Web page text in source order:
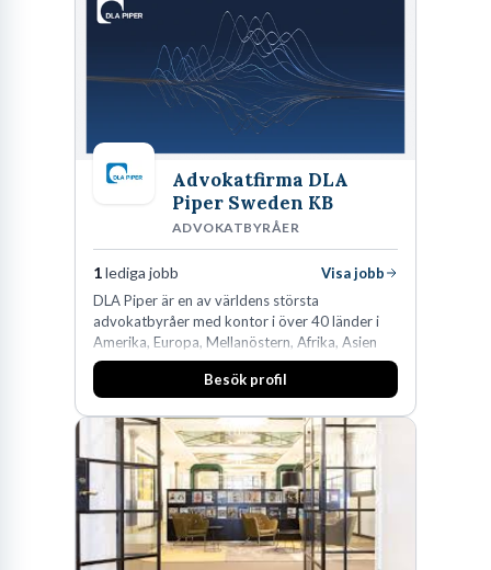
företagets viktigaste tillgångar.
Advokatfirma DLA
Piper Sweden KB
ADVOKATBYRÅER
1lediga jobb
Visa jobb
DLA Piper är en av världens största
advokatbyråer med kontor i över 40 länder i
Amerika, Europa, Mellanöstern, Afrika, Asien
och Oceanien. Vi är specialister inom
affärsjuridikens alla områden och vi har några
fler än 450 jurister på fem kontor i Stockholm,
Köpenhamn, Århus, Oslo och Helsingfors kan vi
på DLA Piper erbjuda våra klienter en unik,
effektiv och gränsöverskridande nordisk
expertis. På vårt kontor i centrala Stockholm är
vi idag drygt 240 medarbetare.
Besök profil